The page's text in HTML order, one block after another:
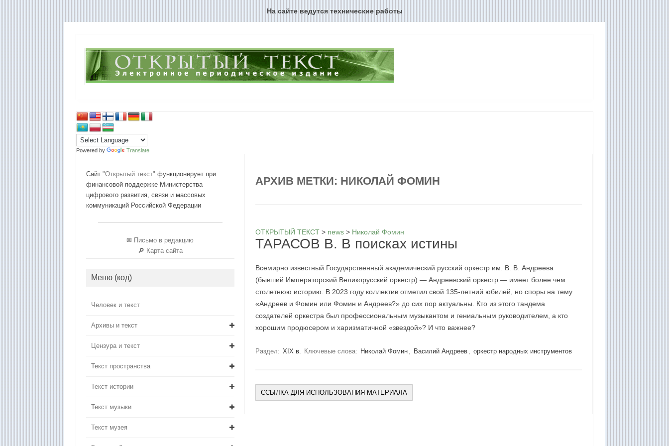
На сайте ведутся технические работы
Powered by Translate
АРХИВ МЕТКИ: НИКОЛАЙ ФОМИН
ОТКРЫТЫЙ ТЕКСТ > news > Николай Фомин
ТАРАСОВ В. В поисках истины
Всемирно известный Государственный академический русский оркестр им. В. В. Андреева
(бывший Императорский Великорусский оркестр) — Андреевский оркестр — имеет более чем
столетнюю историю. В 2023 году коллектив отметил свой 135-летний юбилей, но споры на тему
«Андреев и Фомин или Фомин и Андреев?» до сих пор актуальны. Кто из этого тандема
создателей оркестра был профессиональным музыкантом и гениальным руководителем, а кто
хорошим продюсером и харизматичной «звездой»? И что важнее?
Раздел: XIX в. Ключевые слова: Николай Фомин , Василий Андреев , оркестр народных инструментов
ССЫЛКА ДЛЯ ИСПОЛЬЗОВАНИЯ МАТЕРИАЛА
Сайт "Открытый текст" функционирует при
финансовой поддержке Министерства
цифрового развития, связи и массовых
коммуникаций Российской Федерации
✉ Письмо в редакцию
🔎 Карта сайта
Меню (код)
Человек и текст
Архивы и текст
Цензура и текст
Текст пространства
Текст истории
Текст музыки
Текст музея